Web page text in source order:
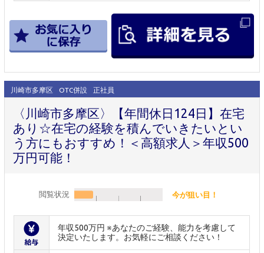
川崎市多摩区 OTC併設 正社員
〈川崎市多摩区〉【年間休日124日】在宅
あり☆在宅の経験を積んでいきたいとい
う方にもおすすめ！＜高額求人＞年収500
万円可能！
閲覧状況 今が狙い目！
年収500万円 ※あなたのご経験、能力を考慮して
決定いたします。お気軽にご相談ください！